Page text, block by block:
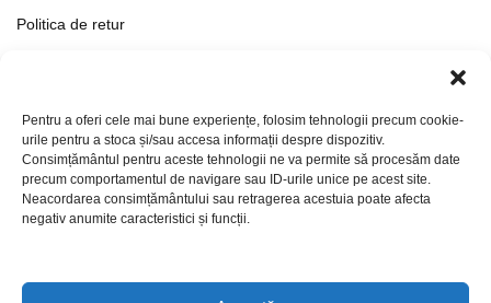
Pentru a oferi cele mai bune experiențe, folosim tehnologii precum cookie-
urile pentru a stoca și/sau accesa informații despre dispozitiv.
Consimțământul pentru aceste tehnologii ne va permite să procesăm date
precum comportamentul de navigare sau ID-urile unice pe acest site.
Neacordarea consimțământului sau retragerea acestuia poate afecta
negativ anumite caracteristici și funcții.
Politica de retur
Politica de Confidențialitate
Politica de cookies
Setări Cookie-uri
Contact